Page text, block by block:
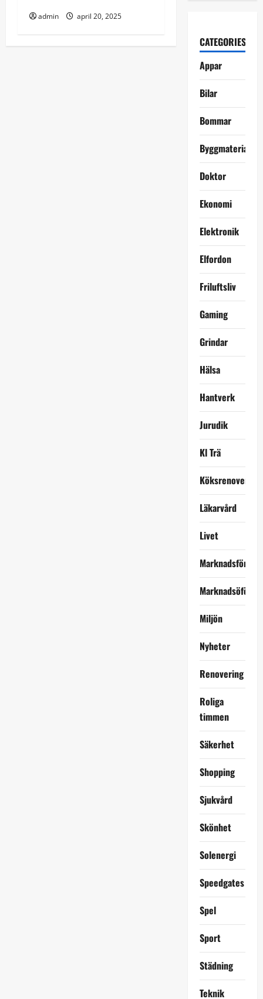
admin april 20, 2025
CATEGORIES
Appar
Bilar
Bommar
Byggmaterial
Doktor
Ekonomi
Elektronik
Elfordon
Friluftsliv
Gaming
Grindar
Hälsa
Hantverk
Jurudik
Kl Trä
Köksrenovering
Läkarvård
Livet
Marknadsföring
Marknadsöföring
Miljön
Nyheter
Renovering
Roliga
timmen
Säkerhet
Shopping
Sjukvård
Skönhet
Solenergi
Speedgates
Spel
Sport
Städning
Teknik